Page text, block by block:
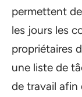
permettent
les jours les
propriétaires
une liste de
de travail afin